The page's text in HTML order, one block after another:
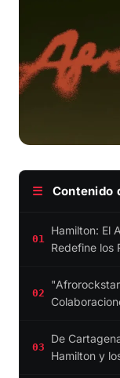
☰ Contenido
01
Hamilton: El
Redefine los
02
03
De
Hamilton y